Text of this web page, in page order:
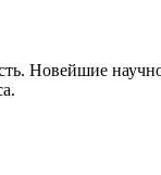
Новейшие